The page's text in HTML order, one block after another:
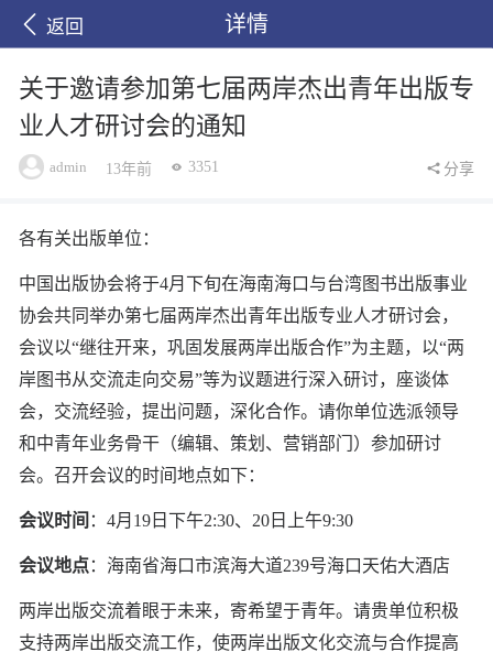
返回 详情
关于邀请参加第七届两岸杰出青年出版专
业人才研讨会的通知
admin 13年前 3351 分享
各有关出版单位：
中国出版协会将于4月下旬在海南海口与台湾图书出版事业
协会共同举办第七届两岸杰出青年出版专业人才研讨会，
会议以“继往开来，巩固发展两岸出版合作”为主题，以“两
岸图书从交流走向交易”等为议题进行深入研讨，座谈体
会，交流经验，提出问题，深化合作。请你单位选派领导
和中青年业务骨干（编辑、策划、营销部门）参加研讨
会。召开会议的时间地点如下：
会议时间 ：4月19日下午2:30、20日上午9:30
会议地点：海南省海口市滨海大道239号海口天佑大酒店
两岸出版交流着眼于未来，寄希望于青年。请贵单位积极
支持两岸出版交流工作，使两岸出版文化交流与合作提高